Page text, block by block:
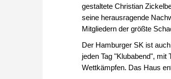
gestaltete Christian
seine herausragende
Mitgliedern der größte
Der Hamburger SK ist
jeden Tag "Klubabend",
Wettkämpfen. Das Haus